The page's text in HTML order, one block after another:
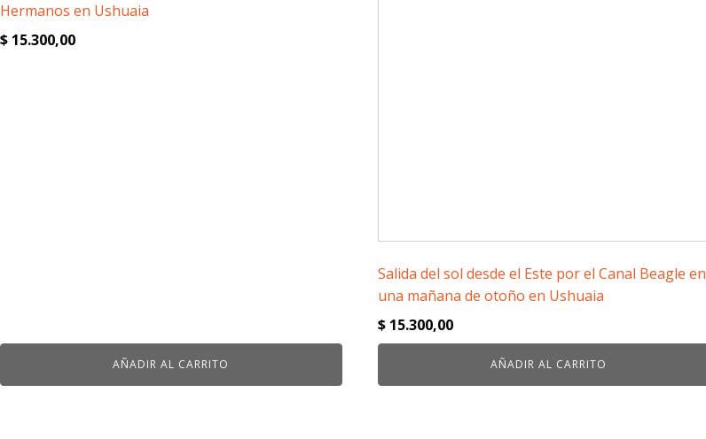
Hermanos en Ushuaia
$ 15.300,00
AÑADIR AL CARRITO
Salida del sol desde el Este por el Canal Beagle en
una mañana de otoño en Ushuaia
$15.300,00
AÑADIR AL CARRITO